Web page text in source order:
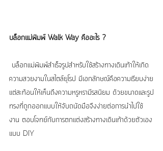
บล็อกแม่พิมพ์ Walk Way คืออะไร ?
ความสวยงามในสไตล์ยุโรป มีเอกลักษณ์คือความเรียบง่าย
แต่สะท้อนให้เห็นถึงความหรูหรามีรสนิยม ด้วยขนาดและรูป
ทรงที่ถูกออกแบบให้จับถนัดมือจึงง่ายต่อการนำไปใช้
งาน ตอบโจทย์กับการตกแต่งสร้างทางเดินเท้าด้วยตัวเอง
แบบ DIY